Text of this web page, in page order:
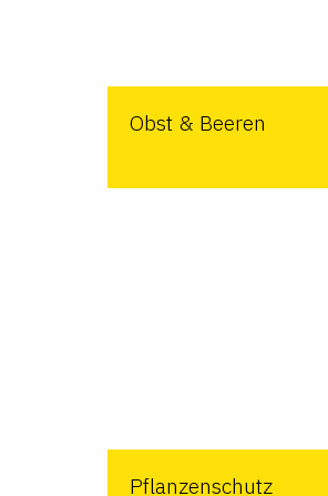
Obst & Beeren
Pflanzenschutz